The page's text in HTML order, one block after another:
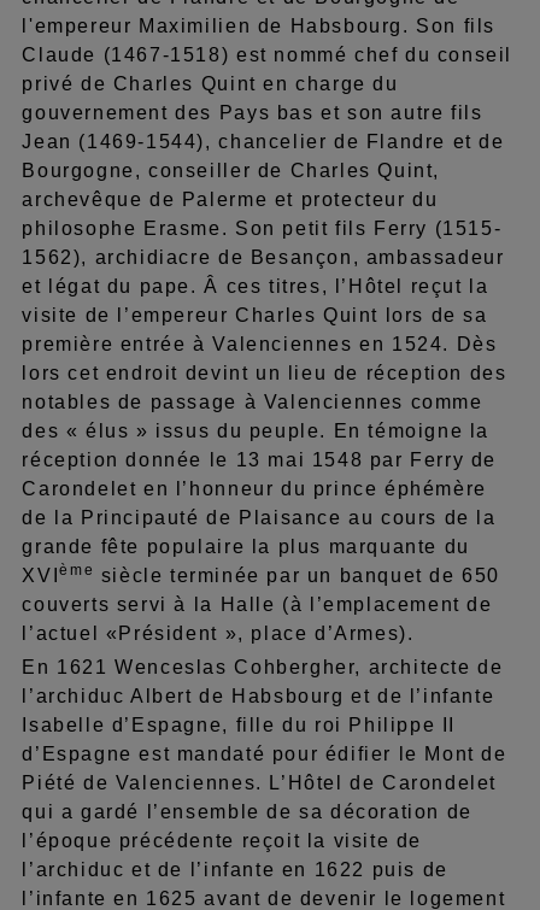
l'empereur Maximilien de Habsbourg. Son fils
Claude (1467-1518) est nommé chef du conseil
privé de Charles Quint en charge du
gouvernement des Pays bas et son autre fils
Jean (1469-1544), chancelier de Flandre et de
Bourgogne, conseiller de Charles Quint,
archevêque de Palerme et protecteur du
philosophe Erasme. Son petit fils Ferry (1515-
1562), archidiacre de Besançon, ambassadeur
et légat du pape. Â ces titres, l’Hôtel reçut la
visite de l’empereur Charles Quint lors de sa
première entrée à Valenciennes en 1524. Dès
lors cet endroit devint un lieu de réception des
notables de passage à Valenciennes comme
des « élus » issus du peuple. En témoigne la
réception donnée le 13 mai 1548 par Ferry de
Carondelet en l’honneur du prince éphémère
de la Principauté de Plaisance au cours de la
grande fête populaire la plus marquante du
XVIème siècle terminée par un banquet de 650
couverts servi à la Halle (à l’emplacement de
l’actuel «Président », place d’Armes).
En 1621 Wenceslas Cohbergher, architecte de
l’archiduc Albert de Habsbourg et de l’infante
Isabelle d’Espagne, fille du roi Philippe II
d’Espagne est mandaté pour édifier le Mont de
Piété de Valenciennes. L’Hôtel de Carondelet
qui a gardé l’ensemble de sa décoration de
l’époque précédente reçoit la visite de
l’archiduc et de l’infante en 1622 puis de
l’infante en 1625 avant de devenir le logement